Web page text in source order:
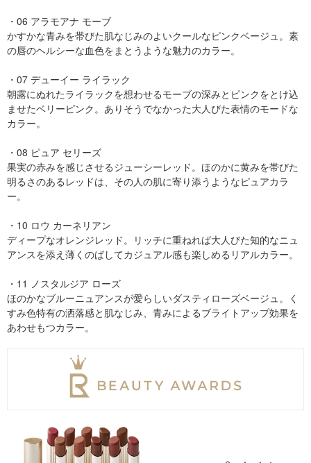
・06 アラモアナ モーブ
かすかな青みを帯びた肌なじみのよいクールなピンクベージュ。素
の唇のヘルシーな血色をまとうような魅力のカラー。
・07 デューイー ライラック
朝露にぬれたライラックを想わせるモーブの深みとピンクをとけ込
ませたベリーピンク。ありそうでなかった大人びた表情のモードな
カラー。
・08 ピュア セリーズ
果実の赤みを感じさせるジューシーレッド。ほのかに黄みを帯びた
明るさのあるレッドは、その人の肌に寄り添うようなピュアカラ
ー。
・10 ロウ カーネリアン
ディープなオレンジレッド。リッチに重ねれば大人びた知的なニュ
アンスを添え薄くのばしてカジュアル感も楽しめるリアルカラー。
・11 ノスタルジア ローズ
ほのかなブルーニュアンスが愛らしいダスティローズベージュ。く
すみ色特有の洒落感と肌なじみ、青みによるブライトアップ効果を
あわせもつカラー。